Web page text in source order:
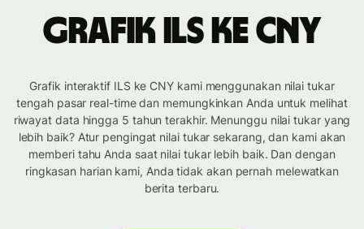
Grafik ILS ke CNY
Grafik interaktif ILS ke CNY kami menggunakan nilai tukar
tengah pasar real-time dan memungkinkan Anda untuk melihat
riwayat data hingga 5 tahun terakhir. Menunggu nilai tukar yang
lebih baik? Atur pengingat nilai tukar sekarang, dan kami akan
memberi tahu Anda saat nilai tukar lebih baik. Dan dengan
ringkasan harian kami, Anda tidak akan pernah melewatkan
berita terbaru.